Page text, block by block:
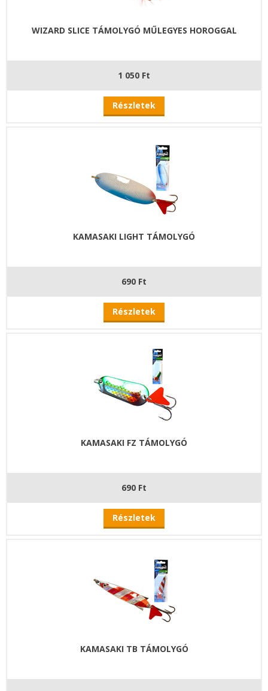
WIZARD SLICE TÁMOLYGÓ MŰLEGYES HOROGGAL
1 050 Ft
Részletek
KAMASAKI LIGHT TÁMOLYGÓ
690 Ft
Részletek
KAMASAKI FZ TÁMOLYGÓ
690 Ft
Részletek
KAMASAKI TB TÁMOLYGÓ